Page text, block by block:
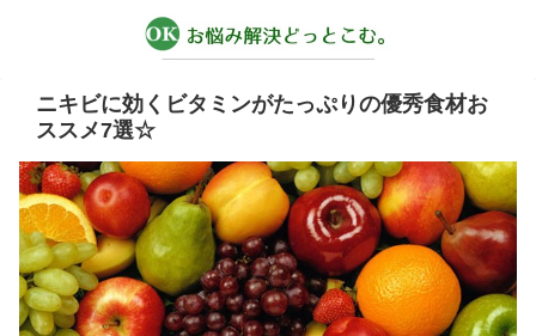
ニキビに効くビタミンがたっぷりの優秀食材お
ススメ7選☆